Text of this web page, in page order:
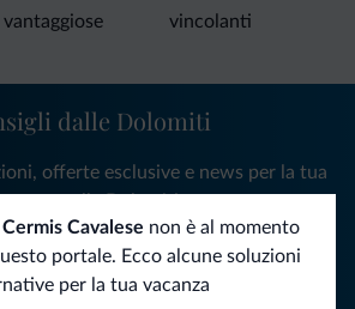
Cavalese non è al momento
portale. Ecco alcune soluzioni
per la tua vacanza
vantaggiose
vincolanti
dalle Dolomiti
offerte esclusive e news per la tua
ALLA NEWSLETTER